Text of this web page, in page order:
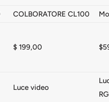
COLBORATORE CL100
$ 199,00
Luce video